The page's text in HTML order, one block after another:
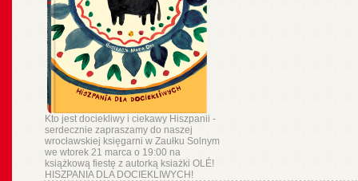
Kto jest dociekliwy i ciekawy Hiszpanii -
serdecznie zapraszamy do naszej
wrocławskiej księgarni w Zaułku Solnym
we wtorek 21 marca o 19:00 na
książkową fiestę z autorką ksiażki OLÉ!
HISZPANIA DLA DOCIEKLIWYCH!